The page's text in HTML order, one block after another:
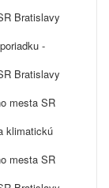
Bratislavy
-
Bratislavy
mesta SR
klimatickú
mesta SR